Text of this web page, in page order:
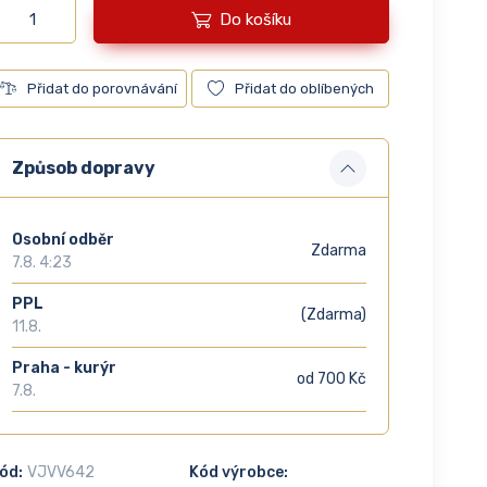
Do košíku
Přidat do porovnávání Přidat do oblíbených
Způsob dopravy
Osobní odběr
7.8. 4:23
Zdarma
PPL
11.8.
(Zdarma)
Praha - kurýr
7.8.
od 700 Kč
VJVV642 Kód výrobce: